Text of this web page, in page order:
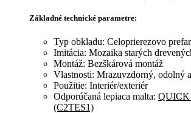
Základné technické parametre:
Typ obkladu: Celoprierezovo
Imitácia: Mozaika starých
Montáž: Bezškárová montáž
Vlastnosti: Mrazuvzdorný, odolný
Použitie: Interiér/exteriér
Odporúčaná lepiaca malta:
(C2TES1)